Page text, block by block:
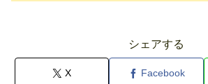
シェアする
X Facebook